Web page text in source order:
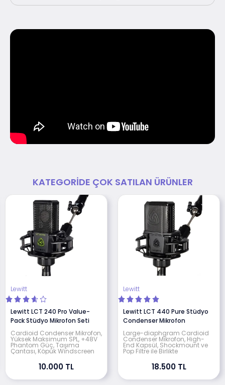
KATEGORIDE ÇOK SATILAN ÜRÜNLER
Lewitt
Lewitt LCT 240 Pro Value-
Pack Stüdyo Mikrofon Seti
Cardioid Condenser Mikrofon,
Yüksek Maksimum SPL, +48V
Phantom Güç, Taşıma
Çantası, Köpük Windscreen
10.000 TL
Lewitt
Lewitt LCT 440 Pure Stüdyo
Condenser Mikrofon
Large-diaphgram Cardioid
Condenser Mikrofon, High-
End Kapsül, Shockmount ve
Pop Filtre ile Birlikte
18.500 TL